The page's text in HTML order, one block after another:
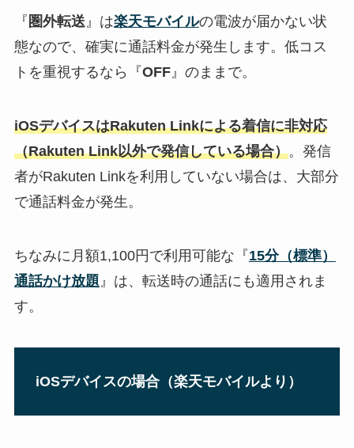
『 圏外転送』は楽天モバイルの電波が届かない状
態なので、確実に通話料金が発生します。低コス
トを重視するなら『OFF』のままで。
iOSデバイスはRakuten Linkによる着信に非対応
（Rakuten Link以外で発信している場合）。発信
者がRakuten Linkを利用していない場合は、大部分
で通話料金が発生。
ちなみに月額1,100円で利用可能な『15分（標準）
通話かけ放題』は、転送時の通話にも適用されま
す。
iOSデバイスの場合（楽天モバイルより）